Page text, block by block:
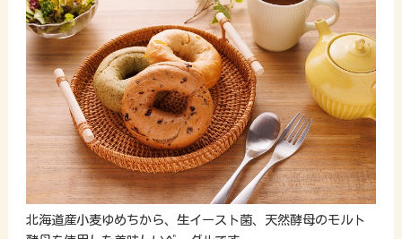
北海道産小麦ゆめちから、生イースト菌、天然酵母のモルト